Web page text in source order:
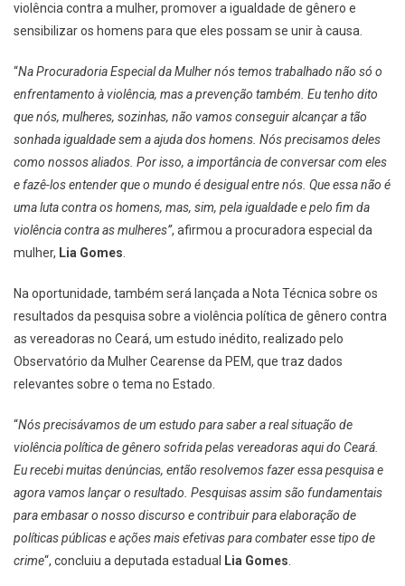
violência contra a mulher, promover a igualdade de gênero e
sensibilizar os homens para que eles possam se unir à causa.
“Na Procuradoria Especial da Mulher nós temos trabalhado não só o
enfrentamento à violência, mas a prevenção também. Eu tenho dito
que nós, mulheres, sozinhas, não vamos conseguir alcançar a tão
sonhada igualdade sem a ajuda dos homens. Nós precisamos deles
como nossos aliados. Por isso, a importância de conversar com eles
e fazê-los entender que o mundo é desigual entre nós. Que essa não é
uma luta contra os homens, mas, sim, pela igualdade e pelo fim da
violência contra as mulheres”, afirmou a procuradora especial da
mulher, Lia Gomes
Na oportunidade, também será lançada a Nota Técnica sobre os
resultados da pesquisa sobre a violência política de gênero contra
as vereadoras no Ceará, um estudo inédito, realizado pelo
Observatório da Mulher Cearense da PEM, que traz dados
relevantes sobre o tema no Estado.
“Nós precisávamos de um estudo para saber a real situação de
violência política de gênero sofrida pelas vereadoras aqui do Ceará.
Eu recebi muitas denúncias, então resolvemos fazer essa pesquisa e
agora vamos lançar o resultado. Pesquisas assim são fundamentais
para embasar o nosso discurso e contribuir para elaboração de
políticas públicas e ações mais efetivas para combater esse tipo de
crime“, concluiu a deputada estadual Lia Gomes